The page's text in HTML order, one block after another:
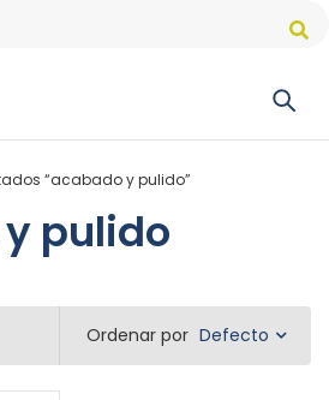
“acabado y pulido”
pulido
Ordenar por Defecto